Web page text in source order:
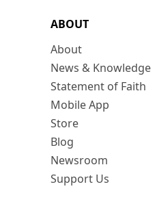
ABOUT
About
News & Knowledge
Statement of Faith
Mobile App
Store
Blog
Newsroom
Support Us